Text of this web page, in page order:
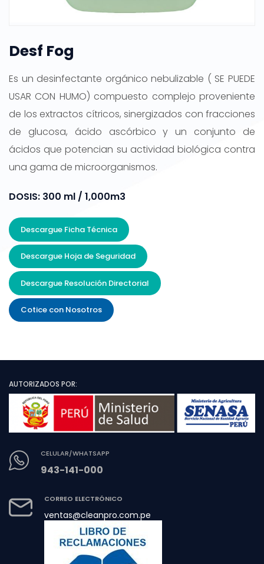
Desf Fog
Es un desinfectante orgánico nebulizable ( SE PUEDE
USAR CON HUMO) compuesto complejo proveniente
de los extractos cítricos, sinergizados con fracciones
de glucosa, ácido ascórbico y un conjunto de
ácidos que potencian su actividad biológica contra
una gama de microorganismos.
DOSIS: 300 ml / 1,000m3
Descargue Ficha Técnica
Descargue Hoja de Seguridad
Descargue Resolución Directorial
Cotice con Nosotros
AUTORIZADOS POR:
CELULAR/WHATSAPP
943-141-000
CORREO ELECTRÓNICO
ventas@cleanpro.com.pe